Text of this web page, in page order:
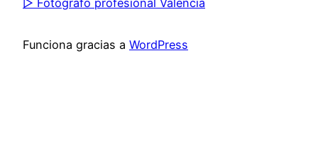
▷ Fotógrafo profesional Valencia
Funciona gracias a WordPress